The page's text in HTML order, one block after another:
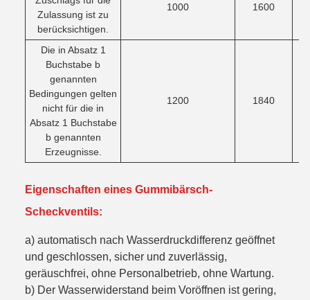
Zulassung ist zu
berücksichtigen.
1000 1600
Die in Absatz 1
Buchstabe b
genannten
Bedingungen gelten
nicht für die in
Absatz 1 Buchstabe
b genannten
Erzeugnisse.
1200 1840
Eigenschaften eines Gummibärsch-
Scheckventils:
a) automatisch nach Wasserdruckdifferenz geöffnet
und geschlossen, sicher und zuverlässig,
geräuschfrei, ohne Personalbetrieb, ohne Wartung.
b) Der Wasserwiderstand beim Voröffnen ist gering,